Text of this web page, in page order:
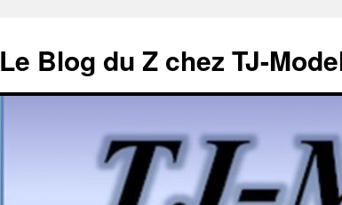
Le Blog du Z chez TJ-